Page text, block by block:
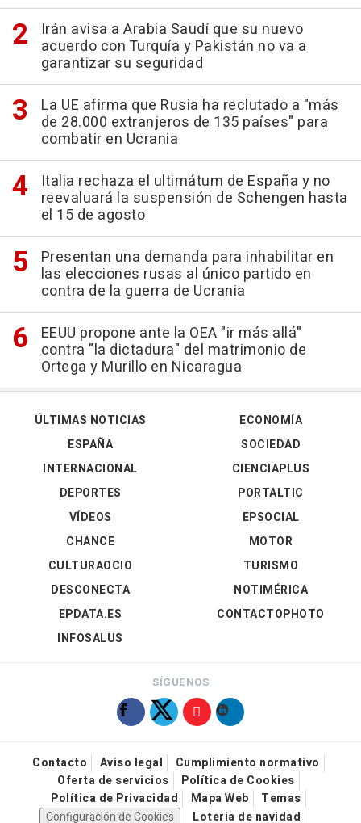
Irán avisa a Arabia Saudí que su nuevo
acuerdo con Turquía y Pakistán no va a
garantizar su seguridad
La UE afirma que Rusia ha reclutado a "más
de 28.000 extranjeros de 135 países" para
combatir en Ucrania
Italia rechaza el ultimátum de España y no
reevaluará la suspensión de Schengen hasta
el 15 de agosto
Presentan una demanda para inhabilitar en
las elecciones rusas al único partido en
contra de la guerra de Ucrania
EEUU propone ante la OEA "ir más allá"
contra "la dictadura" del matrimonio de
Ortega y Murillo en Nicaragua
ÚLTIMAS NOTICIAS
ESPAÑA
INTERNACIONAL
DEPORTES
VÍDEOS
ECONOMÍA
SOCIEDAD
CIENCIAPLUS
PORTALTIC
EPSOCIAL
CHANCE
CULTURAOCIO
DESCONECTA
EPDATA.ES
INFOSALUS
MOTOR
TURISMO
NOTIMÉRICA
CONTACTOPHOTO
SÍGUENOS
Contacto Aviso legal
Cumplimiento normativo
Oferta de servicios
Política de Cookies
Política de Privacidad
Mapa Web
Temas
Configuración de Cookies
Loteria de navidad